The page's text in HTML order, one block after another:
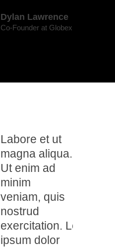
Dylan Lawrence
Co-Founder at Globex
Labore et ut
magna aliqua.
Ut enim ad
minim
veniam, quis
nostrud
exercitation. Lorem
ipsum dolor